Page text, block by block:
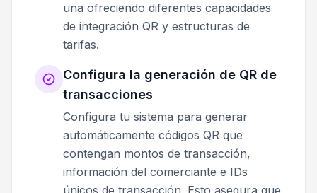
una ofreciendo diferentes capacidades
de integración QR y estructuras de
tarifas.
Configura la generación de QR de
transacciones
Configura tu sistema para generar
automáticamente códigos QR que
contengan montos de transacción,
información del comerciante e IDs
únicos de transacción. Esto asegura que